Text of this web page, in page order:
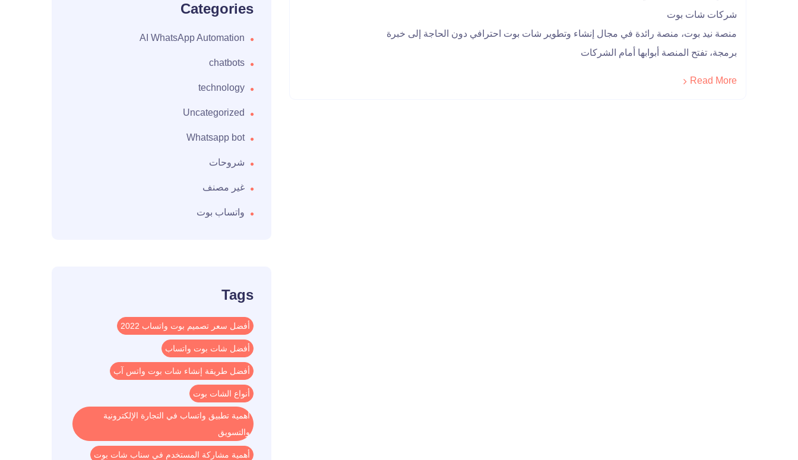
شركات شات بوت
منصة نيد بوت، منصة رائدة في مجال إنشاء وتطوير شات بوت احترافي دون الحاجة إلى خبرة
برمجة، تفتح المنصة أبوابها أمام الشركات
Read More
Categories
AI WhatsApp Automation
chatbots
technology
Uncategorized
Whatsapp bot
شروحات
غير مصنف
واتساب بوت
Tags
أفضل سعر تصميم بوت واتساب 2022
أفضل شات بوت واتساب
أفضل طريقة إنشاء شات بوت واتس آب
أنواع الشات بوت
أهمية تطبيق واتساب في التجارة الإلكترونية
والتسويق
أهمية مشاركة المستخدم في سناب شات بوت